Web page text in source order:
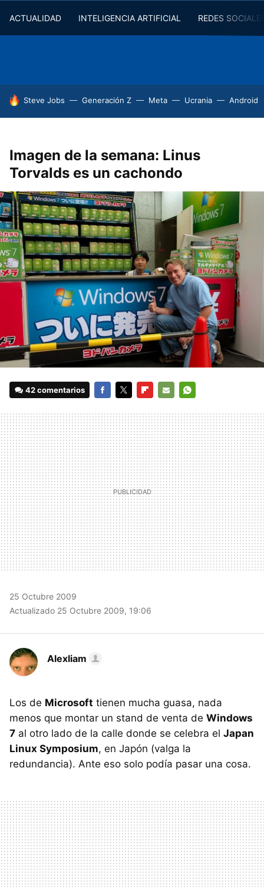
ACTUALIDAD INTELIGENCIA ARTIFICIAL REDES
HOY SE HABLA DE
Steve Jobs Generación Z Meta Ucrania Android
Imagen de la semana: Linus
Torvalds es un cachondo
42 comentarios
MAIL
25 Octubre 2009
Actualizado 25 Octubre 2009, 19:06
Alexliam
Los de Microsoft tienen mucha guasa, nada
menos que montar un stand de venta de Windows
7 al otro lado de la calle donde se celebra el Japan
Linux Symposium, en Japón (valga la
redundancia). Ante eso solo podía pasar una cosa.